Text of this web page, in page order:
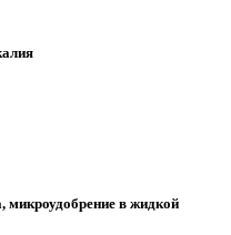
в жидкой